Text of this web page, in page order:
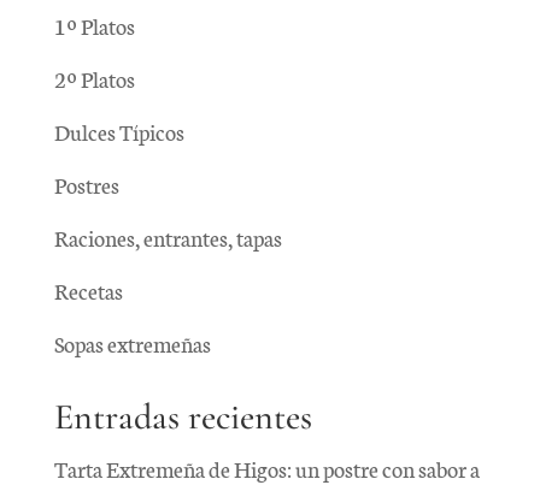
1º Platos
2º Platos
Dulces Típicos
Postres
Raciones, entrantes, tapas
Recetas
Sopas extremeñas
Entradas recientes
Tarta Extremeña de Higos: un postre con sabor a